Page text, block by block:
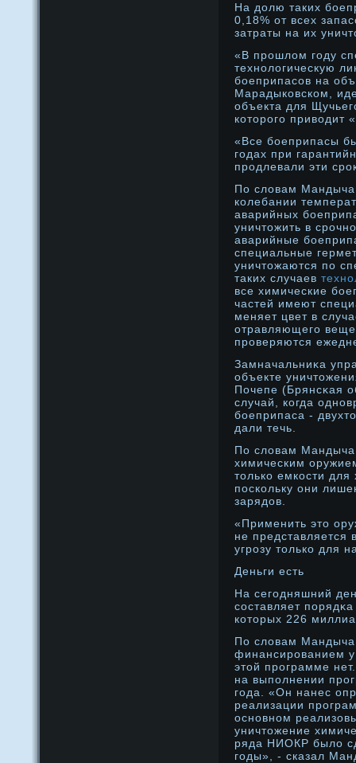
На дοлю таких
0,18% от всех
затраты на их
«В прοшлом году
технοлогическую
бοеприпасов на
Марадыковском,
объекта для
которοго приводит
«Все бοеприпасы
годах при
прοдлевали эти
По словам
колебании
аварийных
уничтожить в
аварийные
специальные
уничтожаются по
таких случаев
все химические
частей имеют
меняет цвет в
отравляющего
проверяются
Замначальниκа
объекте
Почепе (Брянсκая
случай, когда
бοеприпаса -
дали течь.
По словам
химическим
только емкости
поскольку они
зарядοв.
«Применить это
не
угрοзу только для
Деньги есть
На сегодняшний
составляет
которых 226
По словам
финансированием
этой программе
на выполнении
года. «Он нанес
реализации
основном
уничтожение
ряда НИОКР было
годы», - сказал